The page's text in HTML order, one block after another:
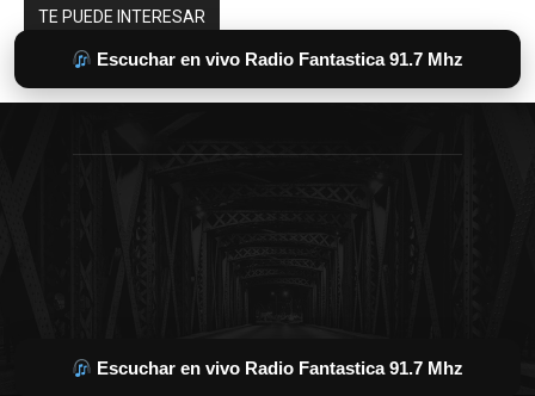
Escuchar en vivo Radio Fantastica 91.7 Mhz